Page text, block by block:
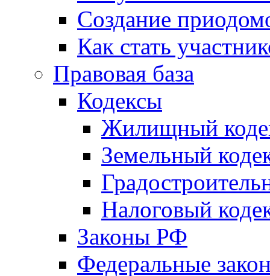
Создание
Как стать
Правовая база
Кодексы
Жилищный
Земельный
Налоговый
Законы РФ
Федеральные